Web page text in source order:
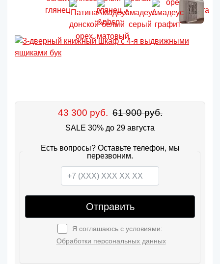
43 300 руб. 61 900 руб.
SALE 30% до 29 августа
Есть вопросы? Оставьте телефон, мы
перезвоним.
Отправить
Я соглашаюсь с условиями:
Обработки персональных данных